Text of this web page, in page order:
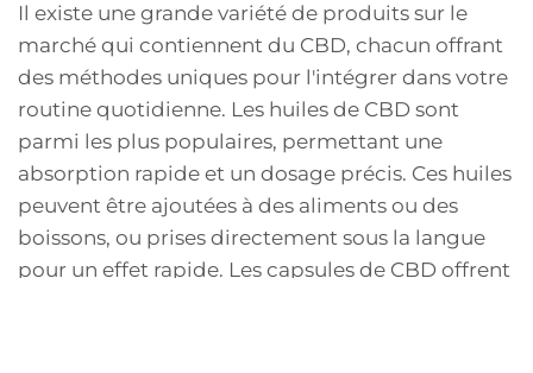
Il existe une grande variété de produits sur le
marché qui contiennent du CBD, chacun offrant
des méthodes uniques pour l'intégrer dans votre
routine quotidienne. Les huiles de CBD sont
parmi les plus populaires, permettant une
absorption rapide et un dosage précis. Ces huiles
peuvent être ajoutées à des aliments ou des
boissons, ou prises directement sous la langue
pour un effet rapide. Les capsules de CBD offrent